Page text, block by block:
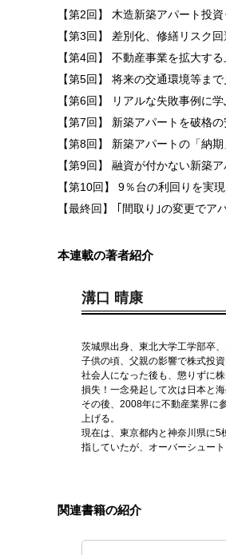
【第2回】 木造新築アパート投
【第3回】 差別化、修繕リスク
【第4回】 不動産事業を拡大す
【第5回】 将来の交通環境等ま
【第6回】 リアルな失敗事例に
【第7回】 新築アパートを破格
【第8回】 新築アパートの「納
【第9回】 融資が付かない新築
【第10回】 9％台の利回りを
【最終回】 ｢間取り｣の変更で
本連載の著者紹介
溝口 晴康
茨城県出身、東北大学工学部卒
子供の頃、父親の影響で株式投
社会人になった後も、懲りずに
損失！一念発起して次は日本と
その後、2008年に不動産業界に
上げる。
現在は、東京都内と神奈川県に5
指していたが、オーバーシュー
関連書籍の紹介